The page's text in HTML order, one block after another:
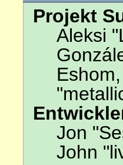
Projekt
Aleksi
Jon
John